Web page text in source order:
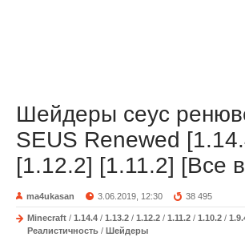
Шейдеры сеус
SEUS Renewed
[1.12.2] [1.11.2] [Все
ma4ukasan 3.06.2019, 12:30 38 495
Minecraft / 1.14.4 / 1.13.2 / 1.12.2 / 1.11.2 / 1.10.2 /
Реалистичность / Шейдеры